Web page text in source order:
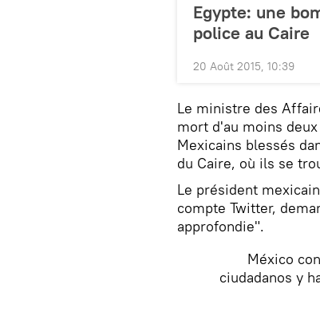
Egypte: une
police au Caire
20 Août 2015, 10:39
Le ministre des
mort d'au moins
Mexicains blessés
du Caire, où ils se
Le président
compte Twitter,
approfondie".
México
ciudadanos y